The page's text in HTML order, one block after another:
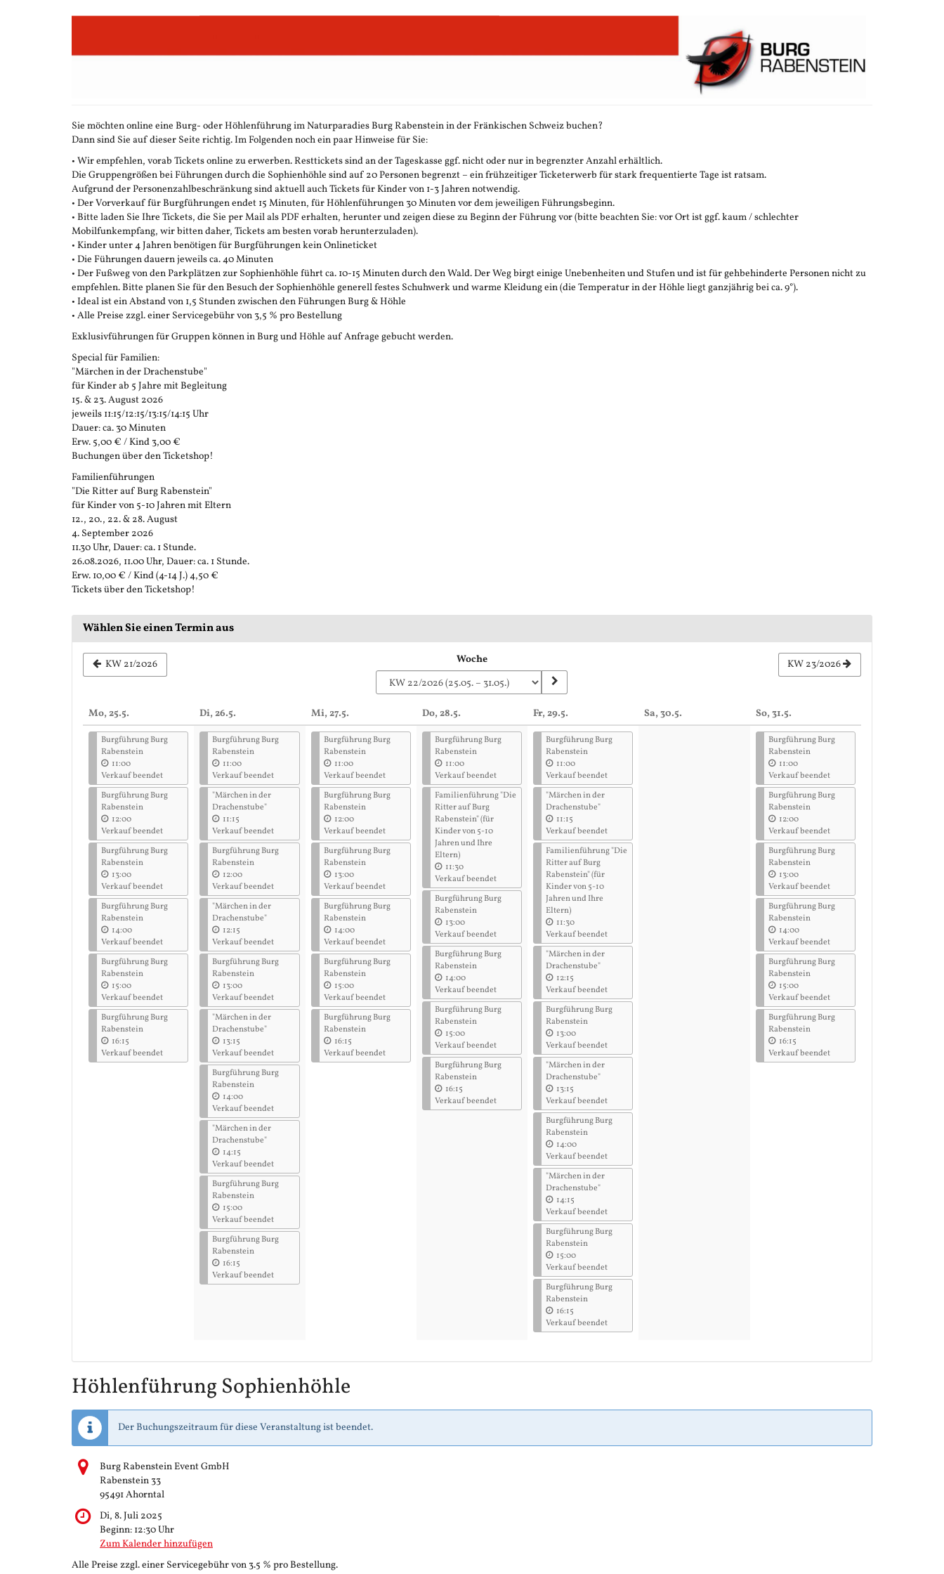
Sie möchten online eine Burg- oder Höhlenführung im Naturparadies Burg Rabenstein in der Fränkischen Schweiz buchen?
Dann sind Sie auf dieser Seite richtig. Im Folgenden noch ein paar Hinweise für Sie:
• Wir empfehlen, vorab Tickets online zu erwerben. Resttickets sind an der Tageskasse ggf. nicht oder nur in begrenzter Anzahl erhältlich.
Die Gruppengrößen bei Führungen durch die Sophienhöhle sind auf 20 Personen begrenzt – ein frühzeitiger Ticketerwerb für stark frequentierte Tage ist ratsam.
Aufgrund der Personenzahlbeschränkung sind aktuell auch Tickets für Kinder von 1-3 Jahren notwendig.
• Der Vorverkauf für Burgführungen endet 15 Minuten, für Höhlenführungen 30 Minuten vor dem jeweiligen Führungsbeginn.
• Bitte laden Sie Ihre Tickets, die Sie per Mail als PDF erhalten, herunter und zeigen diese zu Beginn der Führung vor (bitte beachten Sie: vor Ort ist ggf. kaum / schlechter
Mobilfunkempfang, wir bitten daher, Tickets am besten vorab herunterzuladen).
• Kinder unter 4 Jahren benötigen für Burgführungen kein Onlineticket
• Die Führungen dauern jeweils ca. 40 Minuten
• Der Fußweg von den Parkplätzen zur Sophienhöhle führt ca. 10-15 Minuten durch den Wald. Der Weg birgt einige Unebenheiten und Stufen und ist für gehbehinderte Personen nicht zu
empfehlen. Bitte planen Sie für den Besuch der Sophienhöhle generell festes Schuhwerk und warme Kleidung ein (die Temperatur in der Höhle liegt ganzjährig bei ca. 9°).
• Ideal ist ein Abstand von 1,5 Stunden zwischen den Führungen Burg & Höhle
• Alle Preise zzgl. einer Servicegebühr von 3,5 % pro Bestellung
Exklusivführungen für Gruppen können in Burg und Höhle auf Anfrage gebucht werden.
Special für Familien:
"Märchen in der Drachenstube"
für Kinder ab 5 Jahre mit Begleitung
15. & 23. August 2026
jeweils 11:15/12:15/13:15/14:15 Uhr
Dauer: ca. 30 Minuten
Erw. 5,00 € / Kind 3,00 €
Buchungen über den Ticketshop!
Familienführungen
"Die Ritter auf Burg Rabenstein"
für Kinder von 5-10 Jahren mit Eltern
12., 20., 22. & 28. August
4. September 2026
11.30 Uhr, Dauer: ca. 1 Stunde.
26.08.2026, 11.00 Uhr, Dauer: ca. 1 Stunde.
Erw. 10,00 € / Kind (4-14 J.) 4,50 €
Tickets über den Ticketshop!
Wählen Sie einen Termin aus
KW 21/2026
auswählen
Woche KW 23/2026
Mo, 25.5.
Burgführung Burg
Rabenstein
11:00
Verkauf beendet
Burgführung Burg
Rabenstein
12:00
Verkauf beendet
Burgführung Burg
Rabenstein
13:00
Verkauf beendet
Burgführung Burg
Rabenstein
14:00
Verkauf beendet
Burgführung Burg
Rabenstein
15:00
Verkauf beendet
Burgführung Burg
Rabenstein
16:15
Verkauf beendet
Di, 26.5.
Burgführung Burg
Rabenstein
11:00
Verkauf beendet
"Märchen in der
Drachenstube"
11:15
Verkauf beendet
Burgführung Burg
Rabenstein
12:00
Verkauf beendet
"Märchen in der
Drachenstube"
12:15
Verkauf beendet
Burgführung Burg
Rabenstein
13:00
Verkauf beendet
"Märchen in der
Drachenstube"
13:15
Verkauf beendet
Burgführung Burg
Rabenstein
14:00
Verkauf beendet
"Märchen in der
Drachenstube"
14:15
Verkauf beendet
Burgführung Burg
Rabenstein
15:00
Verkauf beendet
Burgführung Burg
Rabenstein
16:15
Verkauf beendet
Mi, 27.5.
Burgführung Burg
Rabenstein
11:00
Verkauf beendet
Burgführung Burg
Rabenstein
12:00
Verkauf beendet
Burgführung Burg
Rabenstein
13:00
Verkauf beendet
Burgführung Burg
Rabenstein
14:00
Verkauf beendet
Burgführung Burg
Rabenstein
15:00
Verkauf beendet
Burgführung Burg
Rabenstein
16:15
Verkauf beendet
Do, 28.5.
Burgführung Burg
Rabenstein
11:00
Verkauf beendet
Familienführung "Die
Ritter auf Burg
Rabenstein" (für
Kinder von 5-10
Jahren und Ihre
Eltern)
11:30
Verkauf beendet
Burgführung Burg
Rabenstein
13:00
Verkauf beendet
Burgführung Burg
Rabenstein
14:00
Verkauf beendet
Burgführung Burg
Rabenstein
15:00
Verkauf beendet
Burgführung Burg
Rabenstein
16:15
Verkauf beendet
Fr, 29.5.
Burgführung Burg
Rabenstein
11:00
Verkauf beendet
"Märchen in der
Drachenstube"
11:15
Verkauf beendet
Familienführung "Die
Ritter auf Burg
Rabenstein" (für
Kinder von 5-10
Jahren und Ihre
Eltern)
11:30
Verkauf beendet
"Märchen in der
Drachenstube"
12:15
Verkauf beendet
Burgführung Burg
Rabenstein
13:00
Verkauf beendet
"Märchen in der
Drachenstube"
13:15
Verkauf beendet
Burgführung Burg
Rabenstein
14:00
Verkauf beendet
"Märchen in der
Drachenstube"
14:15
Verkauf beendet
Burgführung Burg
Rabenstein
15:00
Verkauf beendet
Burgführung Burg
Rabenstein
16:15
Verkauf beendet
Sa, 30.5. So, 31.5.
Burgführung Burg
Rabenstein
11:00
Verkauf beendet
Burgführung Burg
Rabenstein
12:00
Verkauf beendet
Burgführung Burg
Rabenstein
13:00
Verkauf beendet
Burgführung Burg
Rabenstein
14:00
Verkauf beendet
Burgführung Burg
Rabenstein
15:00
Verkauf beendet
Burgführung Burg
Rabenstein
16:15
Verkauf beendet
Höhlenführung Sophienhöhle
Der Buchungszeitraum für diese Veranstaltung ist beendet.
Burg Rabenstein Event GmbH
Rabenstein 33
95491 Ahorntal
Di, 8. Juli 2025
Beginn: 12:30Uhr
Zum Kalender hinzufügen
Alle Preise zzgl. einer Servicegebühr von 3.5 % pro Bestellung.